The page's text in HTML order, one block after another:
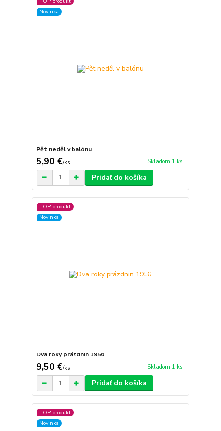
Novinka
Pět neděl v balónu
5,90 €/ks Skladom 1 ks
Pridať do košíka
TOP produkt
Novinka
Dva roky prázdnin 1956
9,50 €/ks Skladom 1 ks
Pridať do košíka
TOP produkt
Novinka